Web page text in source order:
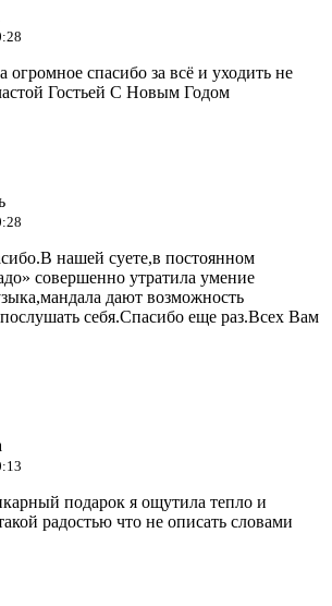
огромное спасибо за всё и уходить не
Гостьей С Новым Годом
нашей суете,в постоянном
cовершенно утратила умение
дают возможность
себя.Спасибо еще раз.Всех Вам
подарок я ощутила тепло и
радостью что не описать словами